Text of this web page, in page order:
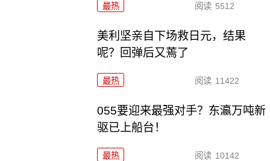
最热 阅读 5512
美利坚亲自下场救日元，结果
呢？回弹后又蔫了
最热 阅读 11422
055要迎来最强对手？东瀛万吨新
驱已上船台！
最热 阅读 10142